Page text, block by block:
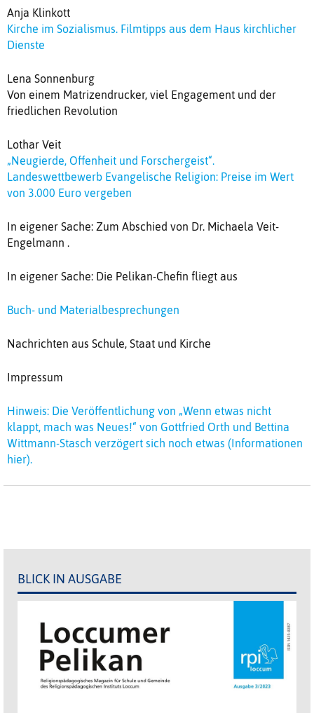
Anja Klinkott
Kirche im Sozialismus. Filmtipps aus dem Haus kirchlicher
Dienste
Lena Sonnenburg
Von einem Matrizendrucker, viel Engagement und der
friedlichen Revolution
Lothar Veit
„Neugierde, Offenheit und Forschergeist“.
Landeswettbewerb Evangelische Religion: Preise im Wert
von 3.000 Euro vergeben
In eigener Sache: Zum Abschied von Dr. Michaela Veit-
Engelmann .
In eigener Sache: Die Pelikan-Chefin fliegt aus
Buch- und Materialbesprechungen
Nachrichten aus Schule, Staat und Kirche
Impressum
Hinweis: Die Veröffentlichung von „Wenn etwas nicht
klappt, mach was Neues!“ von Gottfried Orth und Bettina
Wittmann-Stasch verzögert sich noch etwas (Informationen
hier).
BLICK IN AUSGABE